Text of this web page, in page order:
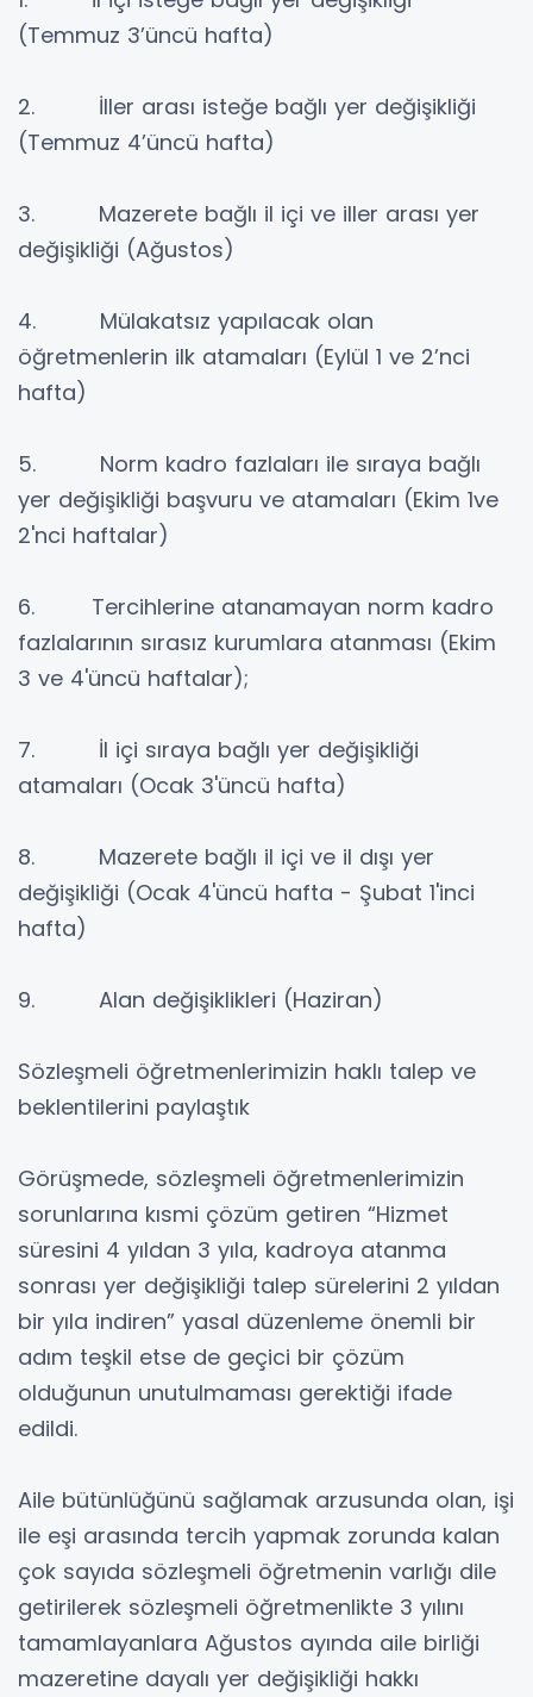
(Temmuz 3’üncü hafta)
2. İller arası isteğe bağlı yer değişikliği
(Temmuz 4’üncü hafta)
3. Mazerete bağlı il içi ve iller arası yer
değişikliği (Ağustos)
4. Mülakatsız yapılacak olan
öğretmenlerin ilk atamaları (Eylül 1 ve 2’nci
hafta)
5. Norm kadro fazlaları ile sıraya bağlı
yer değişikliği başvuru ve atamaları (Ekim 1ve
2'nci haftalar)
6. Tercihlerine atanamayan norm kadro
fazlalarının sırasız kurumlara atanması (Ekim
3 ve 4'üncü haftalar);
7. İl içi sıraya bağlı yer değişikliği
atamaları (Ocak 3'üncü hafta)
8. Mazerete bağlı il içi ve il dışı yer
değişikliği (Ocak 4'üncü hafta - Şubat 1'inci
hafta)
9. Alan değişiklikleri (Haziran)
Sözleşmeli öğretmenlerimizin haklı talep ve
beklentilerini paylaştık
Görüşmede, sözleşmeli öğretmenlerimizin
sorunlarına kısmi çözüm getiren “Hizmet
süresini 4 yıldan 3 yıla, kadroya atanma
sonrası yer değişikliği talep sürelerini 2 yıldan
bir yıla indiren” yasal düzenleme önemli bir
adım teşkil etse de geçici bir çözüm
olduğunun unutulmaması gerektiği ifade
edildi.
Aile bütünlüğünü sağlamak arzusunda olan, işi
ile eşi arasında tercih yapmak zorunda kalan
çok sayıda sözleşmeli öğretmenin varlığı dile
getirilerek sözleşmeli öğretmenlikte 3 yılını
tamamlayanlara Ağustos ayında aile birliği
mazeretine dayalı yer değişikliği hakkı